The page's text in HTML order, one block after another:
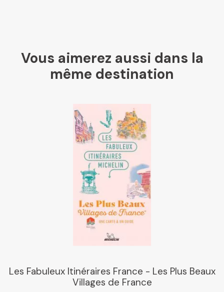
Vous aimerez aussi dans la
même destination
Les Fabuleux Itinéraires France - Les Plus Beaux
Villages de France